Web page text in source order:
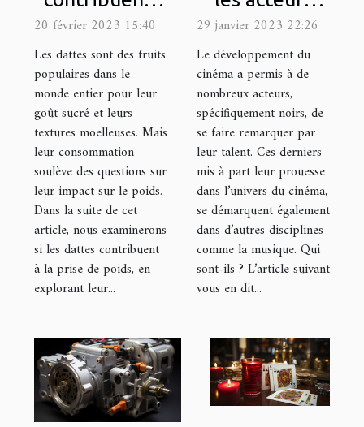
elles à la prise
de poids ?
20 février 2023 15:40
Les dattes sont des fruits
populaires dans le
monde entier pour leur
goût sucré et leurs
textures moelleuses. Mais
leur consommation
soulève des questions sur
leur impact sur le poids.
Dans la suite de cet
article, nous examinerons
si les dattes contribuent
à la prise de poids, en
explorant leur...
noirs français
les plus
célèbres ?
29 janvier 2023 22:26
Le développement du
cinéma a permis à de
nombreux acteurs,
spécifiquement noirs, de
se faire remarquer par
leur talent. Ces derniers
mis à part leur prouesse
dans l’univers du cinéma,
se démarquent également
dans d’autres disciplines
comme la musique. Qui
sont-ils ? L’article suivant
vous en dit...